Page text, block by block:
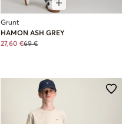
Grunt
HAMON ASH GREY
27,60 €69 €